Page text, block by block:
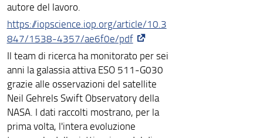
autore del lavoro.
https://iopscience.iop.org/article/10.3
847/1538-4357/ae6f0e/pdf
Il team di ricerca ha monitorato per sei
anni la galassia attiva ESO 511-G030
grazie alle osservazioni del satellite
Neil Gehrels Swift Observatory della
NASA. I dati raccolti mostrano, per la
prima volta, l'intera evoluzione